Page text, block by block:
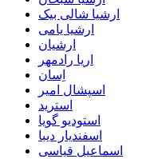
ارشیا شالی بیک
ارشیا یامی
ارشیان
اریا رادمهر
اِسان
اسپشال امیر
استرید
استودیو گویا
اسفندیار دیبا
اسماعیل قیاسی